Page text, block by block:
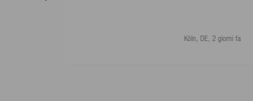
Köln, DE, 2 giorni fa